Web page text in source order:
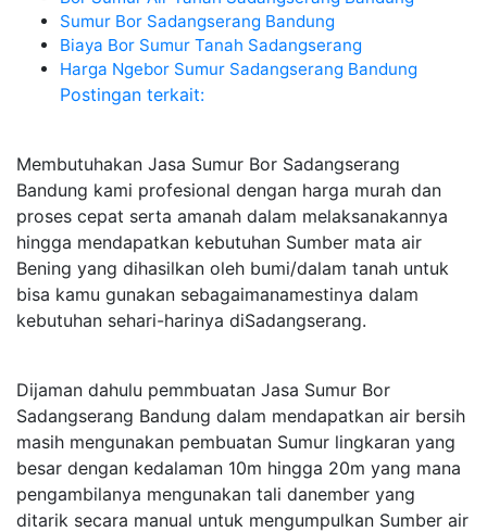
Sumur Bor Sadangserang Bandung
Biaya Bor Sumur Tanah Sadangserang
Harga Ngebor Sumur Sadangserang Bandung
Postingan terkait:
Membutuhakan Jasa Sumur Bor Sadangserang
Bandung kami profesional dengan harga murah dan
proses cepat serta amanah dalam melaksanakannya
hingga mendapatkan kebutuhan Sumber mata air
Bening yang dihasilkan oleh bumi/dalam tanah untuk
bisa kamu gunakan sebagaimanamestinya dalam
kebutuhan sehari-harinya diSadangserang.
Dijaman dahulu pemmbuatan Jasa Sumur Bor
Sadangserang Bandung dalam mendapatkan air bersih
masih mengunakan pembuatan Sumur lingkaran yang
besar dengan kedalaman 10m hingga 20m yang mana
pengambilanya mengunakan tali danember yang
ditarik secara manual untuk mengumpulkan Sumber air